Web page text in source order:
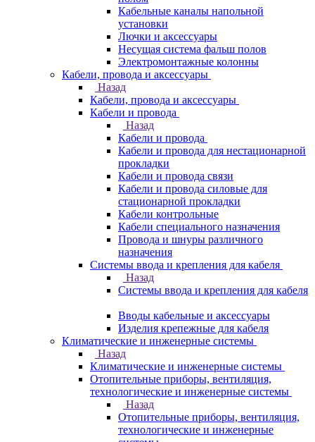
Кабельные каналы напольной
установки
Лючки и аксессуары
Несущая система фальш полов
Электромонтажные колонны
Кабели, провода и аксессуары
Назад
Кабели, провода и аксессуары
Кабели и провода
Назад
Кабели и провода
Кабели и провода для нестационарной
прокладки
Кабели и провода связи
Кабели и провода силовые для
стационарной прокладки
Кабели контрольные
Кабели специального назначения
Провода и шнуры различного
назначения
Системы ввода и крепления для кабеля
Назад
Системы ввода и крепления для кабеля
Вводы кабельные и аксессуары
Изделия крепежные для кабеля
Климатические и инженерные системы
Назад
Климатические и инженерные системы
Отопительные приборы, вентиляция,
технологические и инженерные системы
Назад
Отопительные приборы, вентиляция,
технологические и инженерные